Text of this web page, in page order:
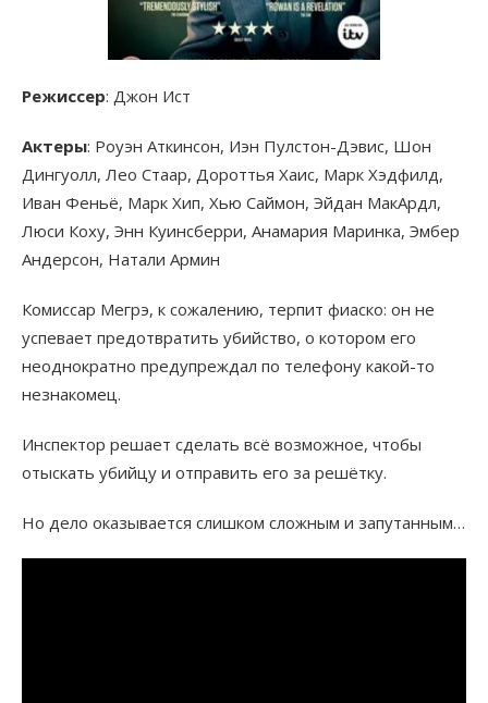
Режиссер: Джон Ист
Актеры: Роуэн Аткинсон, Иэн Пулстон-Дэвис, Шон
Дингуолл, Лео Стаар, Дороттья Хаис, Марк Хэдфилд,
Иван Феньё, Марк Хип, Хью Саймон, Эйдан МакАрдл,
Люси Коху, Энн Куинсберри, Анамария Маринка, Эмбер
Андерсон, Натали Армин
Комиссар Мегрэ, к сожалению, терпит фиаско: он не
успевает предотвратить убийство, о котором его
неоднократно предупреждал по телефону какой-то
незнакомец.
Инспектор решает сделать всё возможное, чтобы
отыскать убийцу и отправить его за решётку.
Но дело оказывается слишком сложным и запутанным…